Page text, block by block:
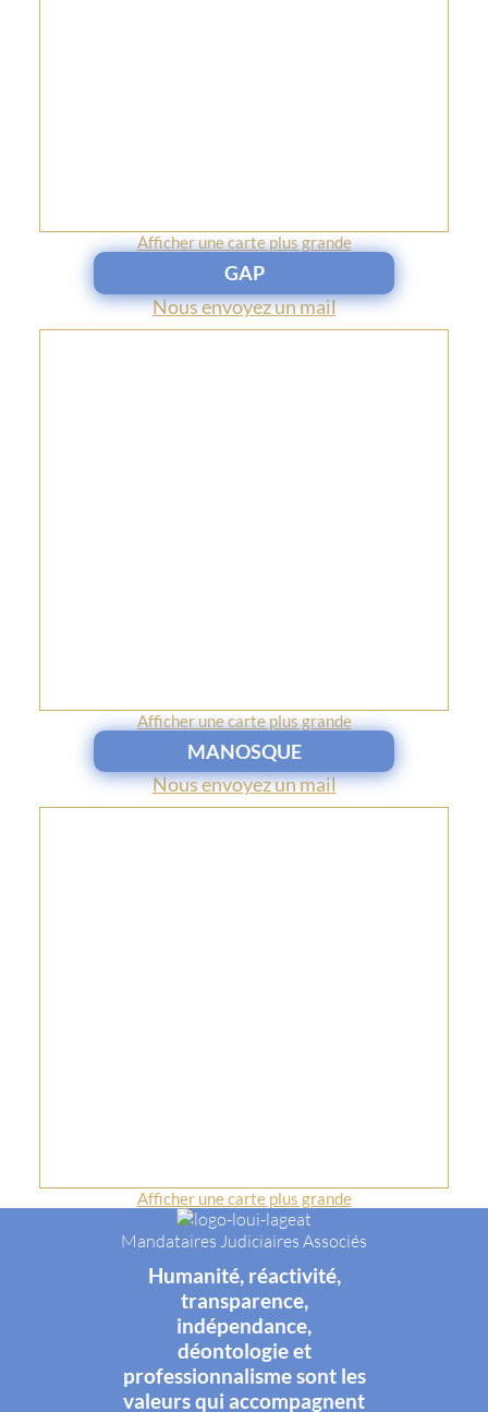
Afficher une carte plus grande
GAP
Nous envoyez un mail
Afficher une carte plus grande
MANOSQUE
Nous envoyez un mail
Afficher une carte plus grande
Mandataires Judiciaires Associés
Humanité, réactivité,
transparence,
indépendance,
déontologie et
professionnalisme sont les
valeurs qui accompagnent